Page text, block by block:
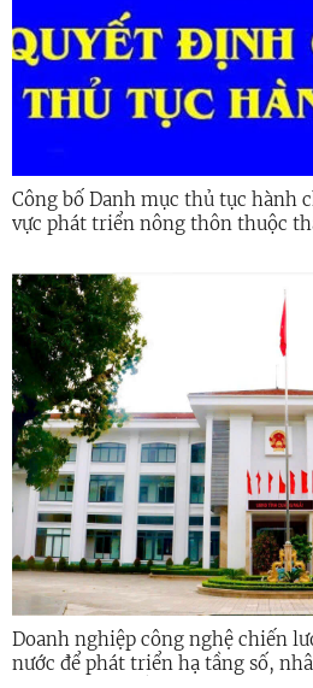
Công bố Danh mục thủ tục hành
vực phát triển nông thôn thuộc
Doanh nghiệp công nghệ chiến lược quy mô lớn trong
nước để phát triển hạ tầng số,